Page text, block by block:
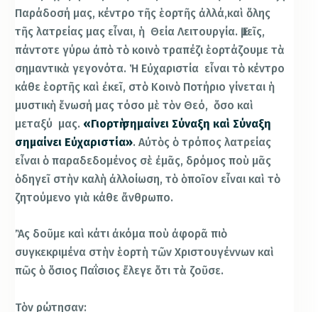
Παράδοσή μας, κέντρο τῆς ἑορτῆς ἀλλά,καὶ ὅλης
τῆς λατρείας μας εἶναι, ἡ Θεία Λειτουργία. Ἐμεῖς,
πάντοτε γύρω ἀπὸ τὸ κοινὸ τραπέζι ἑορτάζουμε τὰ
σημαντικὰ γεγονότα. Ἡ Εὐχαριστία εἶναι τὸ κέντρο
κάθε ἑορτῆς καὶ ἐκεῖ, στὸ Κοινὸ Ποτήριο γίνεται ἡ
μυστικὴ ἕνωσή μας τόσο μὲ τὸν Θεό, ὅσο καὶ
μεταξύ μας. «Γιορτὴ σημαίνει Σύναξη καὶ Σύναξη
σημαίνει Εὐχαριστία». Αὐτὸς ὁ τρόπος λατρείας
εἶναι ὁ παραδεδομένος σὲ ἐμᾶς, δρόμος ποὺ μᾶς
ὁδηγεῖ στὴν καλὴ ἀλλοίωση, τὸ ὁποῖον εἶναι καὶ τὸ
ζητούμενο γιὰ κάθε ἄνθρωπο.
Ἂς δοῦμε καὶ κάτι ἀκόμα ποὺ ἀφορᾶ πιὸ
συγκεκριμένα στὴν ἑορτὴ τῶν Χριστουγέννων καὶ
πῶς ὁ ὅσιος Παΐσιος ἔλεγε ὅτι τὰ ζοῦσε.
Τὸν ρώτησαν: